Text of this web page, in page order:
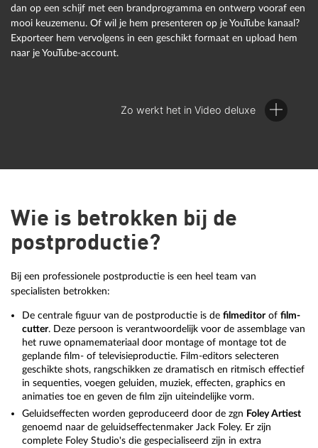
de spreker of andere microfoonopnamen opnemen:
klik hiervoor gewoon op de rode opnameknop onder de
previewmonitor en spreek in je microfoon terwijl de huidige
film in Video deluxe wordt afgespeeld.
Video deluxe komt met een uitgebreide template bibliotheek
sjabloonmap van Mediapool naar het projectvenster slepen en
de vooraf ingestelde tekst wijzigen. Of je maakt je eigen
eigenschappen in de titel-editor in.
Daarnaast zijn vaak een intro en een outro nodig. Terwijl de
intro de kijker vertelt waar de video over gaat, geeft de outro
weer welke mensen bij de productie van de video betrokken
waren. Voor de intro en outro kun je ook clips uit de film
gebruiken om een klein voorproefje te geven.In de
sjabloonmap van Mediapool vind je vele meegeleverde
intro/outro-animaties, die je kunt vullen met je eigen scènes.
dan op een schijf met een brandprogramma en ontwerp vooraf een
mooi keuzemenu. Of wil je hem presenteren op je YouTube kanaal?
Exporteer hem vervolgens in een geschikt formaat en upload hem
naar je YouTube-account.
Zo werkt het in Video deluxe
Zo werkt het in Video deluxe:
Video deluxe heeft een geïntegreerd brandprogramma, zodat je
rechtstreeks vanuit de postproductie een dvd kunt branden.
Wie is betrokken bij de
postproductie?
Bij een professionele postproductie is een heel team van
specialisten betrokken:
De centrale figuur van de postproductie is defilmeditoroffilm-
cutter. Deze persoon is verantwoordelijk voor de assemblage van
het ruwe opnamemateriaal door montage of montage tot de
geplande film- of televisieproductie. Film-editors selecteren
geschikte shots, rangschikken ze dramatisch en ritmisch effectief
in sequenties, voegen geluiden, muziek, effecten, graphics en
animaties toe en geven de film zijn uiteindelijke vorm.
Geluidseffecten worden geproduceerd door de zgn Foley Artiest
genoemd naar de geluidseffectenmaker Jack Foley. Er zijn
complete Foley Studio's die gespecialiseerd zijn in extra